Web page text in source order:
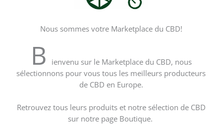
Nous sommes votre Marketplace du CBD!
B
ienvenu sur le Marketplace du CBD, nous
sélectionnons pour vous tous les meilleurs producteurs
de CBD en Europe.
Retrouvez tous leurs produits et notre sélection de CBD
sur notre page Boutique.